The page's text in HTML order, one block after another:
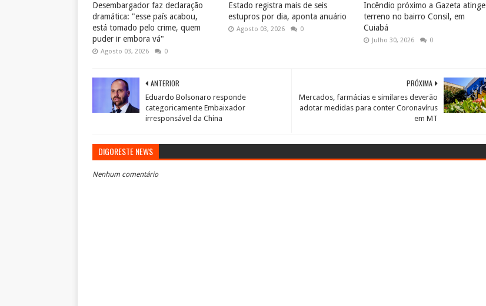
Desembargador faz declaração
dramática: "esse país acabou,
está tomado pelo crime, quem
puder ir embora vá"
Agosto 03, 2026 0
Estado registra mais de seis
estupros por dia, aponta anuário
Agosto 03, 2026 0
Incêndio próximo a Gazeta atinge
terreno no bairro Consil, em
Cuiabá
Julho 30, 2026 0
PRÓXIMA
Mercados, farmácias e similares deverão
adotar medidas para conter Coronavírus
em MT
ANTERIOR
Eduardo Bolsonaro responde
categoricamente Embaixador
irresponsável da China
DIGORESTE NEWS
Nenhum comentário